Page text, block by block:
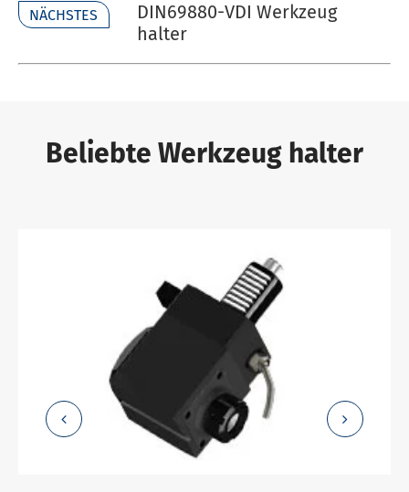
NÄCHSTES
DIN69880-VDI Werkzeug
halter
Beliebte Werkzeug halter